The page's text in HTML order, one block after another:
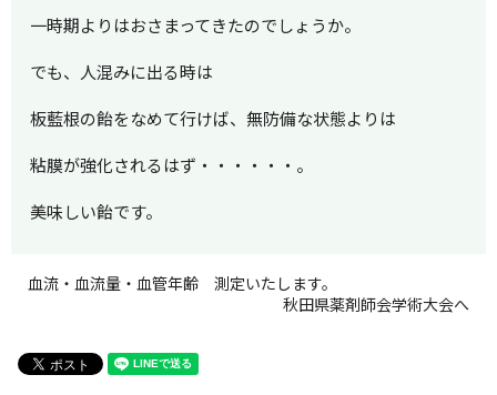
一時期よりはおさまってきたのでしょうか。
でも、人混みに出る時は
板藍根の飴をなめて行けば、無防備な状態よりは
粘膜が強化されるはず・・・・・・。
美味しい飴です。
血流・血流量・血管年齢 測定いたします。
秋田県薬剤師会学術大会へ